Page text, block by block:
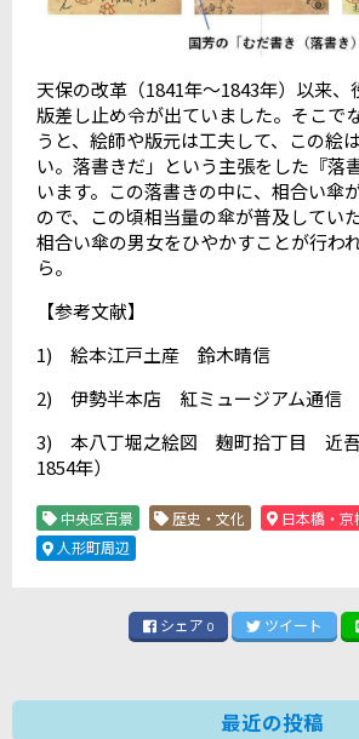
天保の改革（1841年～1843年）以来、
版差し止め令が出ていました。そこで
うと、絵師や版元は工夫して、この絵
い。落書きだ」という主張をした『落
います。この落書きの中に、相合い傘
ので、この頃相当量の傘が普及してい
相合い傘の男女をひやかすことが行わ
ら。
【参考文献】
1) 絵本江戸土産 鈴木晴信
2) 伊勢半本店 紅ミュージアム通信
3) 本八丁堀之絵図 麹町拾丁目 近吾
1854年）
中央区百景 歴史・文化
日本橋・京
人形町周辺
シェア 0 ツイート
最近の投稿